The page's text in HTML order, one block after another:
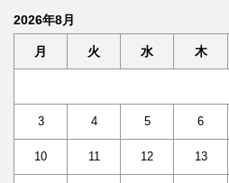
2026年8月
月 火 水 木
3 4 5 6
10 11 12 13